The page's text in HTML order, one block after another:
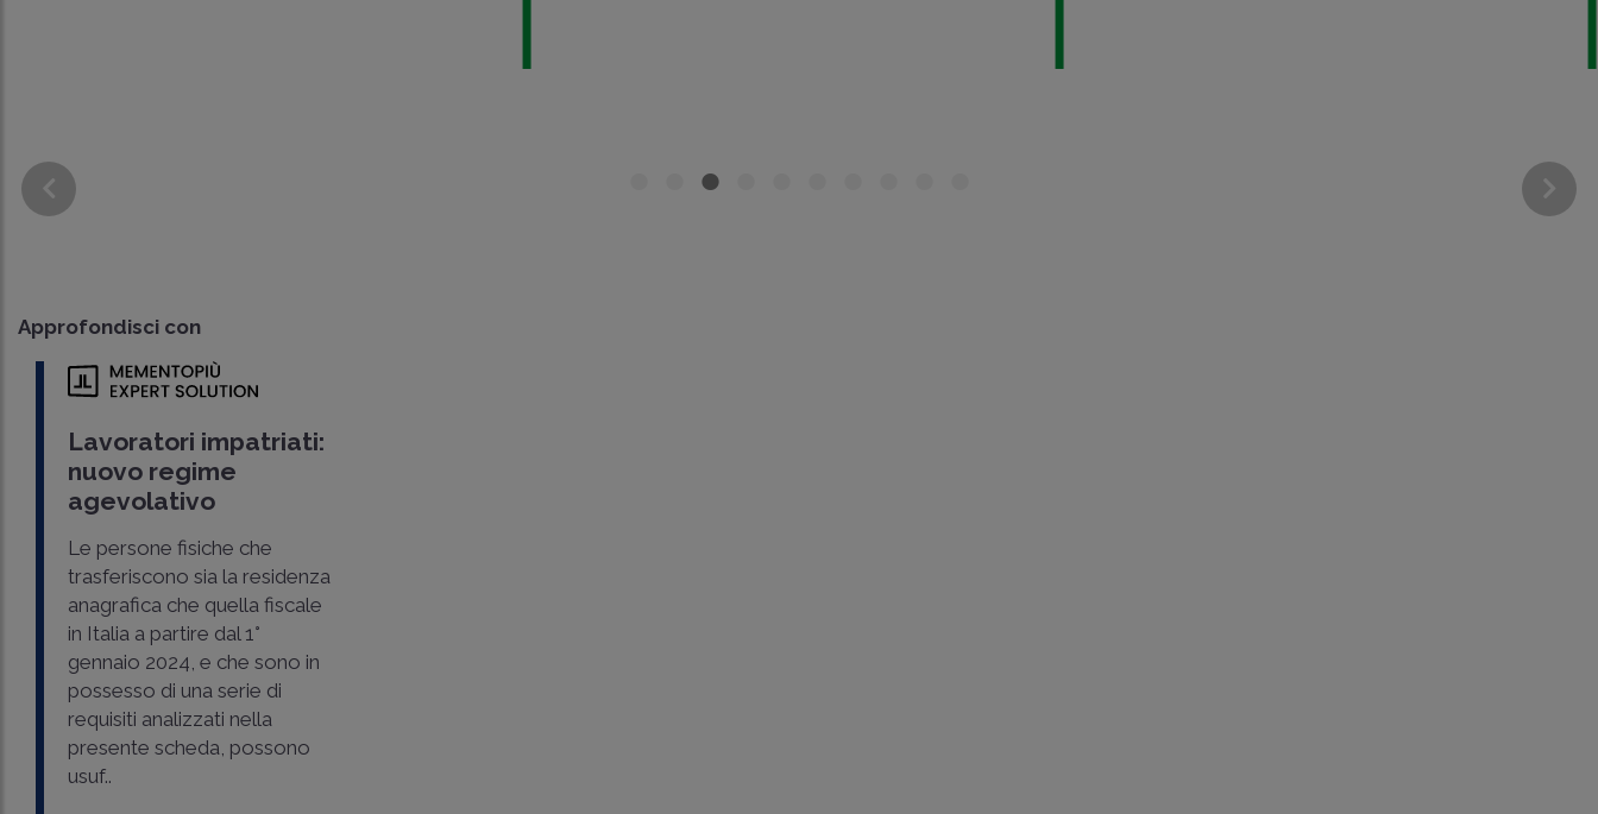
Approfondisci con
Lavoratori impatriati:
nuovo regime
agevolativo
Le persone fisiche che
trasferiscono sia la residenza
anagrafica che quella fiscale
in Italia a partire dal 1°
gennaio 2024, e che sono in
possesso di una serie di
requisiti analizzati nella
presente scheda, possono
usuf..